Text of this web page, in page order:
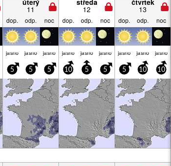
úterý
11
středa
12
čtvrtek
13
dop. odp. noc dop. odp. noc dop. odp. noc
jasno jasno jasno jasno jasno jasno jasno jasno jasno
5 5 5 10 5 5 5 10 10